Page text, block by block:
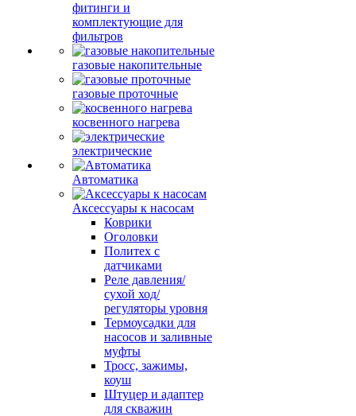
фитинги и
комплектующие для
фильтров
газовые накопительные
газовые проточные
косвенного нагрева
электрические
Автоматика
Аксессуары к насосам
Коврики
Оголовки
Политех с
датчиками
Реле давления/
сухой ход/
регуляторы уровня
Термоусадки для
насосов и заливные
муфты
Тросс, зажимы,
коуш
Штуцер и адаптер
для скважин